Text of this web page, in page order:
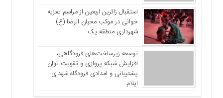
استقبال زائرین اربعین از مراسم تعزیه
خوانی در موکب محبان الرضا (ع)
شهرداری منطقه یک
توسعه زیرساخت‌های فرودگاهی،
افزایش شبکه پروازی و تقویت توان
پشتیبانی و امدادی فرودگاه شهدای
ایلام